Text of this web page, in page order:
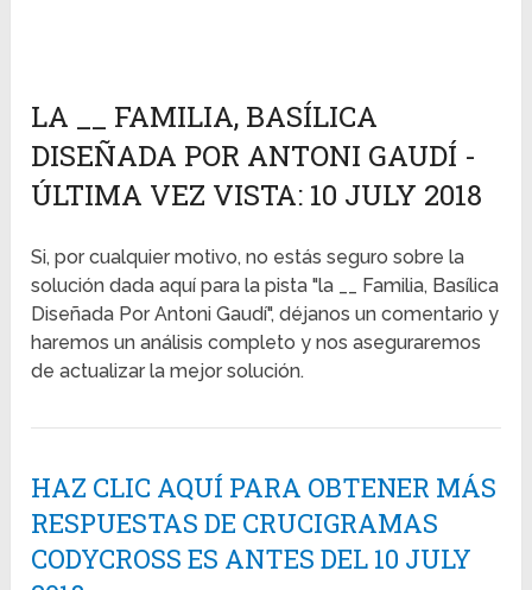
LA __ FAMILIA, BASÍLICA
DISEÑADA POR ANTONI GAUDÍ -
ÚLTIMA VEZ VISTA: 10 JULY 2018
Si, por cualquier motivo, no estás seguro sobre la
solución dada aquí para la pista "la __ Familia, Basílica
Diseñada Por Antoni Gaudí", déjanos un comentario y
haremos un análisis completo y nos aseguraremos
de actualizar la mejor solución.
HAZ CLIC AQUÍ PARA OBTENER MÁS
RESPUESTAS DE CRUCIGRAMAS
CODYCROSS ES ANTES DEL 10 JULY